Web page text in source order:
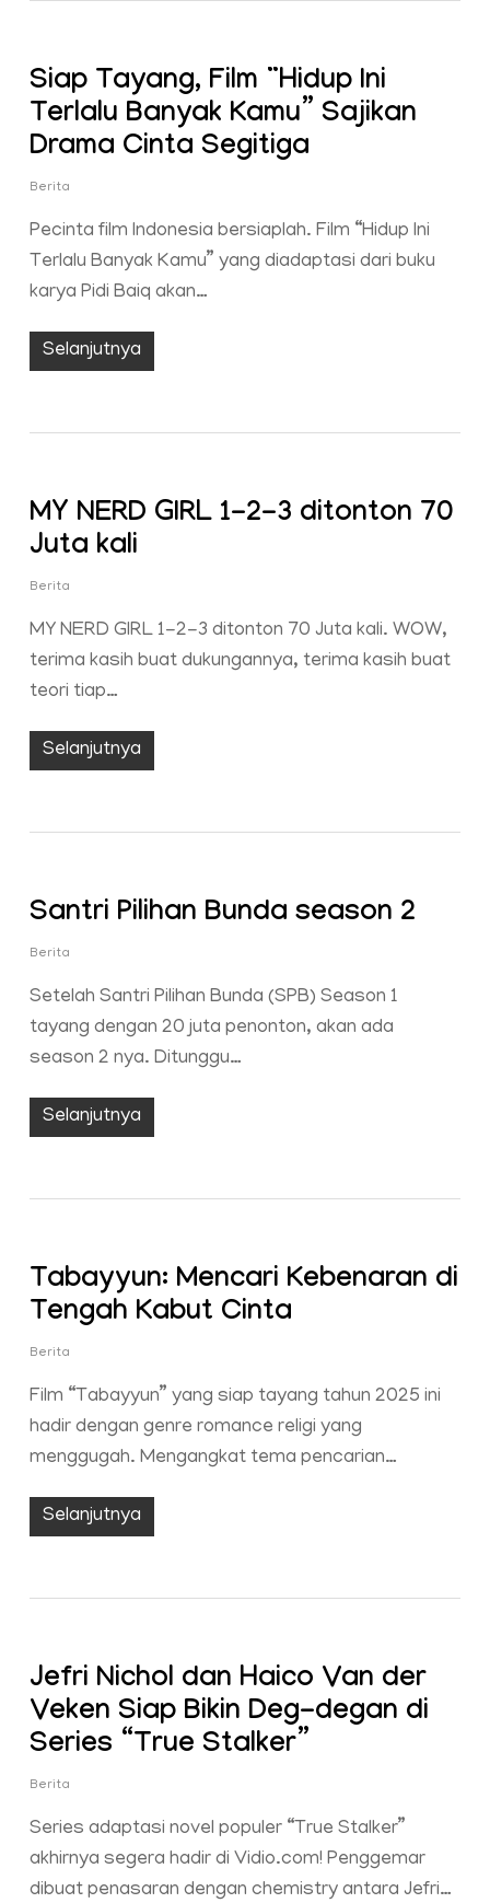
Siap Tayang, Film “Hidup Ini
Terlalu Banyak Kamu” Sajikan
Drama Cinta Segitiga
Berita
Pecinta film Indonesia bersiaplah. Film “Hidup Ini
Terlalu Banyak Kamu” yang diadaptasi dari buku
karya Pidi Baiq akan…
Selanjutnya
MY NERD GIRL 1-2-3 ditonton 70
Juta kali
Berita
MY NERD GIRL 1-2-3 ditonton 70 Juta kali. WOW,
terima kasih buat dukungannya, terima kasih buat
teori tiap…
Selanjutnya
Santri Pilihan Bunda season 2
Berita
Setelah Santri Pilihan Bunda (SPB) Season 1
tayang dengan 20 juta penonton, akan ada
season 2 nya. Ditunggu…
Selanjutnya
Tabayyun: Mencari Kebenaran di
Tengah Kabut Cinta
Berita
Film “Tabayyun” yang siap tayang tahun 2025 ini
hadir dengan genre romance religi yang
menggugah. Mengangkat tema pencarian…
Selanjutnya
Jefri Nichol dan Haico Van der
Veken Siap Bikin Deg-degan di
Series “True Stalker”
Berita
Series adaptasi novel populer “True Stalker”
akhirnya segera hadir di Vidio.com! Penggemar
dibuat penasaran dengan chemistry antara Jefri…